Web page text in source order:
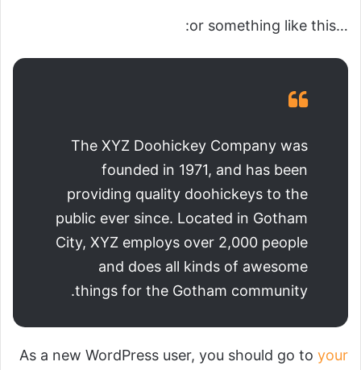
…or something like this:
The XYZ Doohickey Company was
founded in 1971, and has been
providing quality doohickeys to the
public ever since. Located in Gotham
City, XYZ employs over 2,000 people
and does all kinds of awesome
things for the Gotham community.
As a new WordPress user, you should go to your